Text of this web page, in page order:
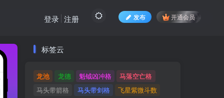
发布 开通会员
登录 注册
标签云
龙池 龙德 魁钺凶冲格
马落空亡格
马头带箭格
马头带剑格
飞星紫微斗数
标签云
龙池 龙德 魁钺凶冲格
马落空亡格
马头带箭格
马头带剑格
飞星紫微斗数